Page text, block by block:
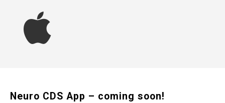
Neuro CDS App – coming soon!